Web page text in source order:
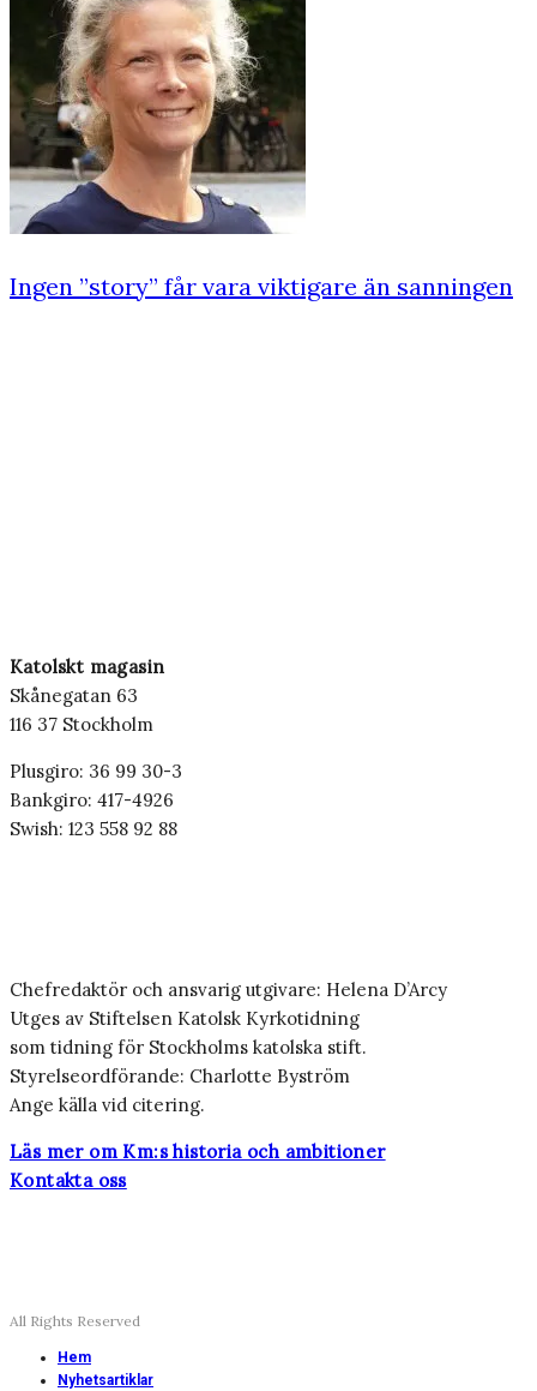
Ingen ”story” får vara viktigare än sanningen
Katolskt magasin
Skånegatan 63
116 37 Stockholm
Plusgiro: 36 99 30-3
Bankgiro: 417-4926
Swish: 123 558 92 88
Chefredaktör och ansvarig utgivare: Helena D’Arcy
Utges av Stiftelsen Katolsk Kyrkotidning
som tidning för Stockholms katolska stift.
Styrelseordförande: Charlotte Byström
Ange källa vid citering.
Läs mer om Km:s historia och ambitioner
Kontakta oss
All Rights Reserved
Hem
Nyhetsartiklar